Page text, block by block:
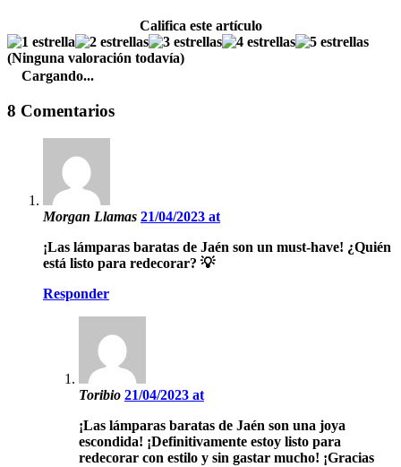
Califica este artículo
(Ninguna valoración todavía)
Cargando...
8 Comentarios
Morgan Llamas 21/04/2023 at
¡Las lámparas baratas de Jaén son un must-have! ¿Quién
está listo para redecorar? 💡
Responder
Toribio 21/04/2023 at
¡Las lámparas baratas de Jaén son una joya
escondida! ¡Definitivamente estoy listo para
redecorar con estilo y sin gastar mucho! ¡Gracias